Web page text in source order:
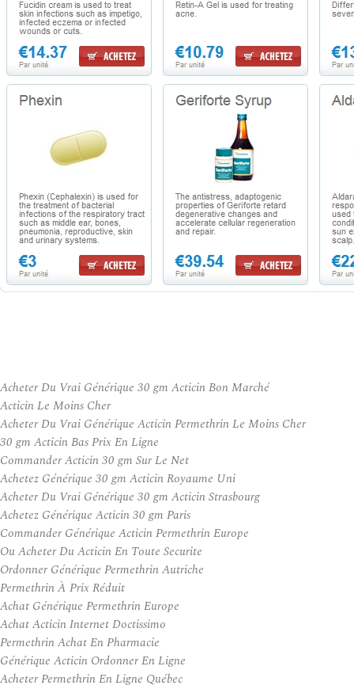
Acheter Du Vrai Générique 30 gm Acticin Bon Marché
Acticin Le Moins Cher
Acheter Du Vrai Générique Acticin Permethrin Le Moins Cher
30 gm Acticin Bas Prix En Ligne
Commander Acticin 30 gm Sur Le Net
Achetez Générique 30 gm Acticin Royaume Uni
Acheter Du Vrai Générique 30 gm Acticin Strasbourg
Achetez Générique Acticin 30 gm Paris
Commander Générique Acticin Permethrin Europe
Ou Acheter Du Acticin En Toute Securite
Ordonner Générique Permethrin Autriche
Permethrin À Prix Réduit
Achat Générique Permethrin Europe
Achat Acticin Internet Doctissimo
Permethrin Achat En Pharmacie
Générique Acticin Ordonner En Ligne
Acheter Permethrin En Ligne Québec